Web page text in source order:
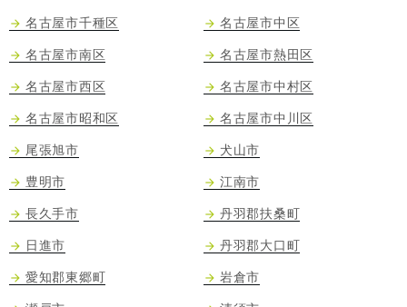
名古屋市千種区
名古屋市南区
名古屋市西区
名古屋市昭和区
名古屋市中区
名古屋市熱田区
名古屋市中村区
名古屋市中川区
尾張旭市
豊明市
長久手市
日進市
愛知郡東郷町
犬山市
江南市
丹羽郡扶桑町
丹羽郡大口町
岩倉市